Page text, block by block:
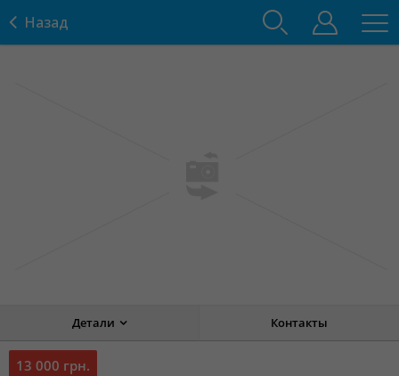
Назад
Детали Контакты
13 000 грн.